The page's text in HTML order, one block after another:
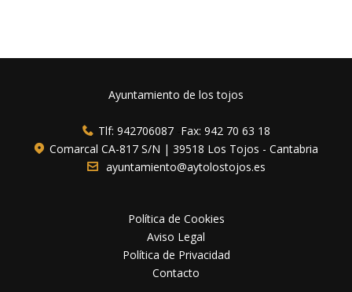
Ayuntamiento de los tojos
Tlf: 942706087- Fax: 942 70 63 18
Comarcal CA-817 S/N | 39518 Los Tojos - Cantabria
ayuntamiento@aytolostojos.es
Política de Cookies
Aviso Legal
Política de Privacidad
Contacto